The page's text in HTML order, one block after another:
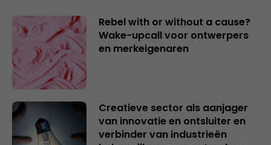
Rebel with or without a cause?
Wake-upcall voor ontwerpers
en merkeigenaren
Creatieve sector als aanjager
van innovatie en ontsluiter en
verbinder van industrieën